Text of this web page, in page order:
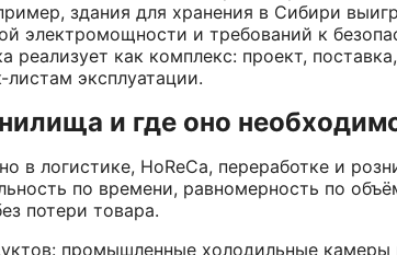
здания для хранения в Сибири
электромощности и требований к
как комплекс: проект,
эксплуатации.
и где оно
в логистике, HoReCa, переработке и
по времени, равномерность по
потери товара.
промышленные холодильные камеры